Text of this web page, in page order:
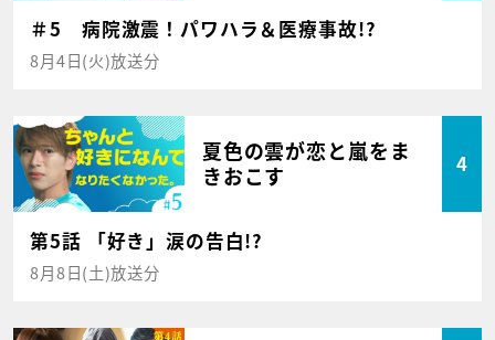
＃5 病院激震！パワハラ＆医療事故!?
8月4日(火)放送分
夏色の雲が恋と嵐をま
きおこす
4
第5話 「好き」涙の告白!?
8月8日(土)放送分